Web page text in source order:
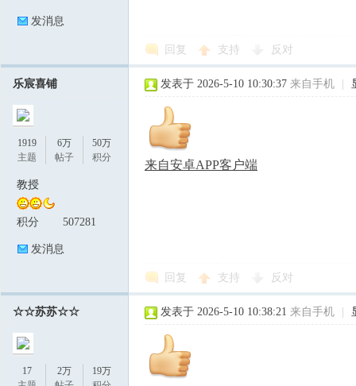
发消息
回复 支持 反对
乐宸喜铺
1919
主题
6万
帖子
50万
积分
教授
积分 507281
发消息
发表于 2026-5-10 10:30:37 来自手机
来自安卓APP客户端
回复 支持 反对
☆☆苏苏☆☆
17
2万
19万
发表于 2026-5-10 10:38:21 来自手机